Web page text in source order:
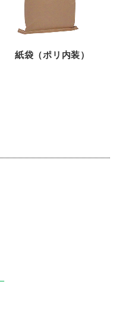
紙袋（ポリ内装）